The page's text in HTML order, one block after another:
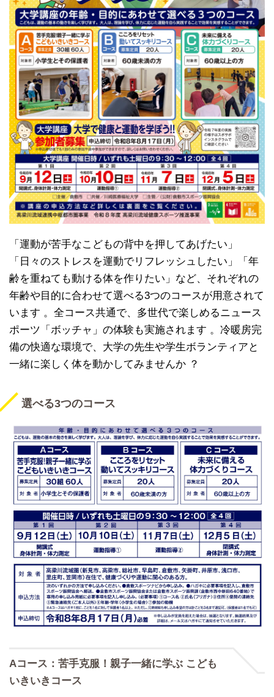
「運動が苦手なこどもの背中を押してあげたい」
「日々のストレスを運動でリフレッシュしたい」「年
齢を重ねても動ける体を作りたい」など、それぞれの
年齢や目的に合わせて選べる3つのコースが用意されて
います 。全コース共通で、多世代で楽しめるニュース
ポーツ「ボッチャ」の体験も実施されます 。冷暖房完
備の快適な環境で、大学の先生や学生ボランティアと
一緒に楽しく体を動かしてみませんか ？
選べる3つのコース
Aコース：苦手克服！親子一緒に学ぶ こども
いきいきコース